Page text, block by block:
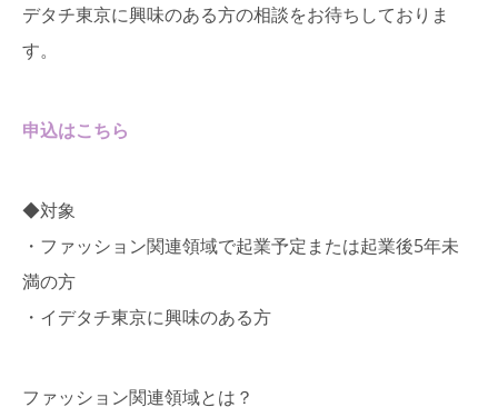
デタチ東京に興味のある方の相談をお待ちしておりま
す。
申込はこちら
◆対象
・ ファッション関連領域で起業予定または起業後5年未
満の方
・イデタチ東京に興味のある方
ファッション関連領域とは？